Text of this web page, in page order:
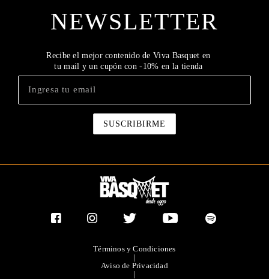
NEWSLETTER
Recibe el mejor contenido de Viva Basquet en
tu mail y un cupón con -10% en la tienda
Términos y Condiciones
|
Aviso de Privacidad
|